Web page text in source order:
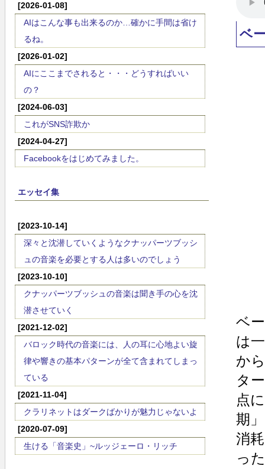
[2026-01-08]
AIはこんな事も出来るのか…確かに手間は省け
るね。
[2026-01-02]
AIにここまでされると・・・どうすればいい
の？
[2024-06-03]
これがSNS詐欺か
[2024-04-27]
Facebookをはじめてみました。
エッセイ集
[2023-10-14]
深々と沈潜していくようなクナッパーツブッシ
ュの音楽を必要とする人は多いのでしょう
[2023-10-10]
クナッパーツブッシュの音楽は聞き手の心を沈
潜させていく
[2021-12-02]
バロック時代の音楽には、人の耳に心地よい旋
律や響きの基本パターンが全て含まれてしまっ
ている
[2021-11-04]
クラリネットはダークばかりが魅力じゃないよ
[2020-07-09]
生ける「音楽史」~ルッジェーロ・リッチ
ベ
ベ
は
か
タ
点
期
消
っ